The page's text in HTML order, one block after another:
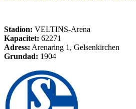
Stadion: VELTINS-Arena
Kapacitet: 62271
Adress: Arenaring 1, Gelsenkirchen
Grundad: 1904